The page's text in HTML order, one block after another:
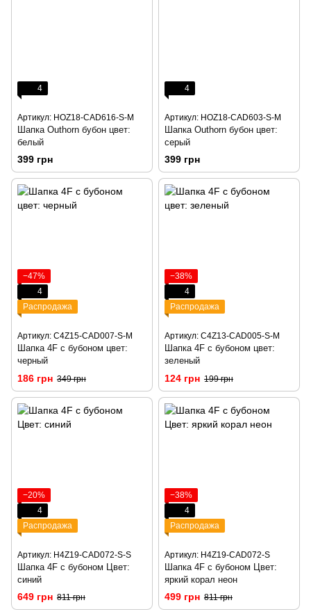
4
Артикул: HOZ18-CAD616-S-M
Шапка Outhorn бубон цвет:
белый
399 грн
4
Артикул: HOZ18-CAD603-S-M
Шапка Outhorn бубон цвет:
серый
399 грн
−47%
4
Распродажа
Артикул: C4Z15-CAD007-S-M
Шапка 4F с бубоном цвет:
черный
186 грн 349 грн
−38%
4
Распродажа
Артикул: C4Z13-CAD005-S-M
Шапка 4F с бубоном цвет:
зеленый
124 грн 199 грн
−20%
4
Распродажа
Артикул: H4Z19-CAD072-S-S
Шапка 4F с бубоном Цвет:
синий
649 грн 811 грн
−38%
4
Распродажа
Артикул: H4Z19-CAD072-S
Шапка 4F с бубоном Цвет:
яркий корал неон
499 грн 811 грн